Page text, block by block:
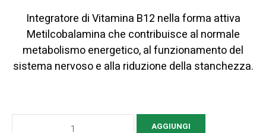
Integratore di Vitamina B12 nella forma attiva
Metilcobalamina che contribuisce al normale
metabolismo energetico, al funzionamento del
sistema nervoso e alla riduzione della stanchezza.
Metilcobalamina
AGGIUNGI